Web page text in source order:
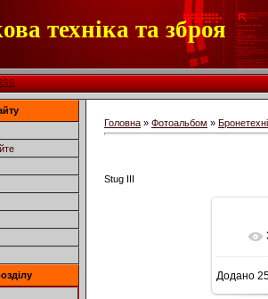
техніка та зброя
Головна » Фотоальбом »
Stug III
Додано